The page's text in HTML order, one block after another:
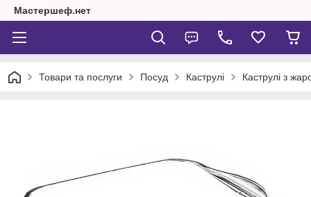
Мастершеф.нет
Товари та послуги Посуд Каструлі Каструлі з